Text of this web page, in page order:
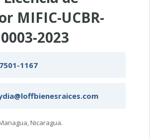
MIFIC-UCBR-
2023
7501-1167
Nicaragua.